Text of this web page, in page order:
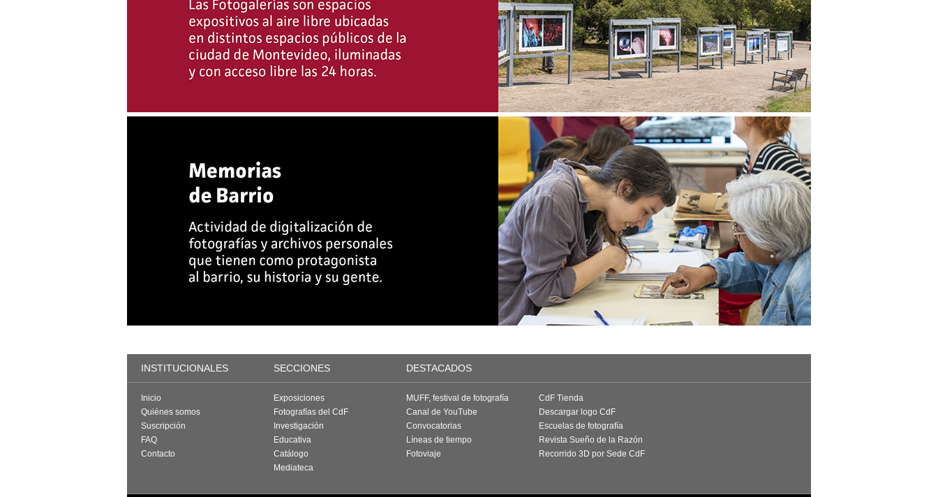
INSTITUCIONALES SECCIONES DESTACADOS
Inicio
Quiénes somos
Suscripción
FAQ
Contacto
Exposiciones
Fotografías del CdF
Investigación
Educativa
Catálogo
Mediateca
MUFF, festival de fotografía
Canal de YouTube
Convocatorias
Líneas de tiempo
Fotoviaje
CdF Tienda
Descargar logo CdF
Escuelas de fotografía
Revista Sueño de la Razón
Recorrido 3D por Sede CdF